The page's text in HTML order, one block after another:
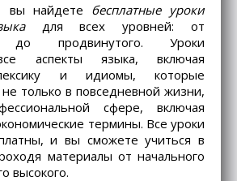
вы найдете бесплатные уроки
для всех уровней: от
до продвинутого. Уроки
аспекты языка, включая
и идиомы, которые
не только в повседневной жизни,
сфере, включая
термины. Все уроки
и вы сможете учиться в
материалы от начального
высокого.